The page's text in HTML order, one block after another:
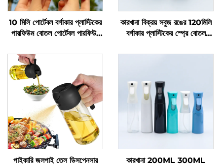
10 মিলি পোর্টেবল বর্গাকার প্লাস্টিকের
পারফিউম বোতল পোর্টেবল পারফিউম
কারখানা বিক্রয় সবুজ রঙের 120মিলি
বর্গাকার প্লাস্টিকের স্প্রে বোতল
পাইকারি জলপাই তেল ডিসপেনসার
কারখানা 200ML 300ML